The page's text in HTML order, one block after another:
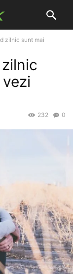
zilnic sunt mai
0
232